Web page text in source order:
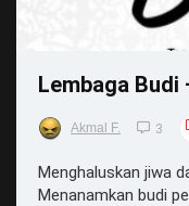
Lembaga Budi
Akmal F. 3
Menghaluskan jiwa
Menanamkan budi